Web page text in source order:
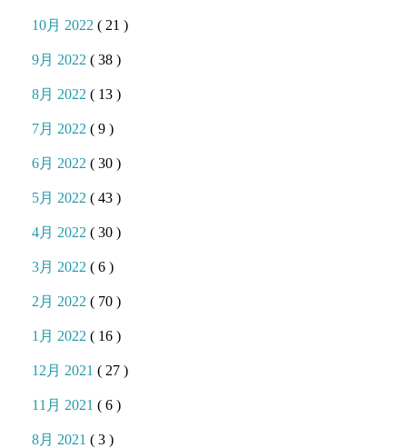
10月 2022( 21 )
9月 2022( 38 )
8月 2022( 13 )
7月 2022( 9 )
6月 2022( 30 )
5月 2022( 43 )
4月 2022( 30 )
3月 2022( 6 )
2月 2022( 70 )
1月 2022( 16 )
12月 2021( 27 )
11月 2021( 6 )
8月 2021( 3 )